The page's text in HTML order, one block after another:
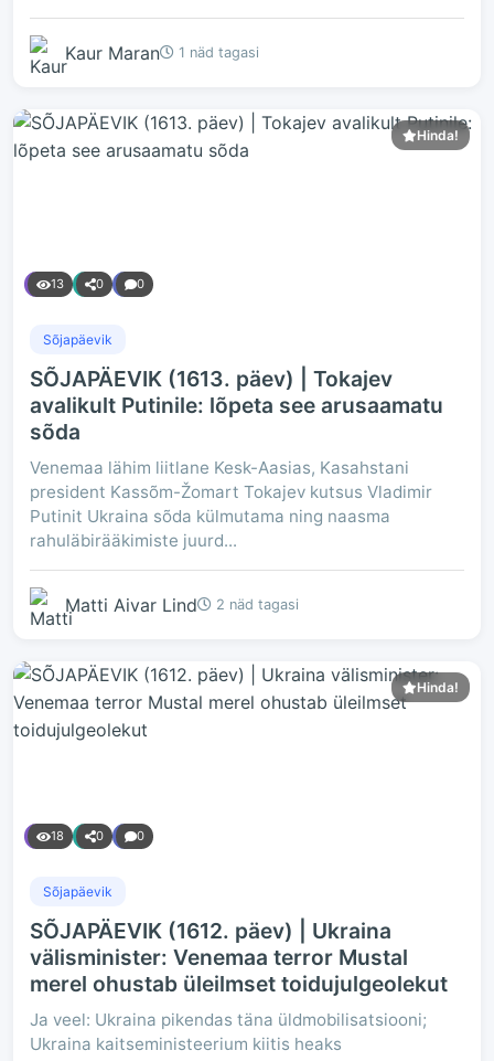
Kaur Maran 1 näd tagasi
Hinda!
13 0 0
Sõjapäevik
SÕJAPÄEVIK (1613. päev) | Tokajev
avalikult Putinile: lõpeta see arusaamatu
sõda
Venemaa lähim liitlane Kesk-Aasias, Kasahstani
president Kassõm-Žomart Tokajev kutsus Vladimir
Putinit Ukraina sõda külmutama ning naasma
rahuläbirääkimiste juurd...
Matti Aivar Lind 2 näd tagasi
Hinda!
18 0 0
Sõjapäevik
SÕJAPÄEVIK (1612. päev) | Ukraina
välisminister: Venemaa terror Mustal
merel ohustab üleilmset toidujulgeolekut
Ja veel: Ukraina pikendas täna üldmobilisatsiooni;
Ukraina kaitseministeerium kiitis heaks